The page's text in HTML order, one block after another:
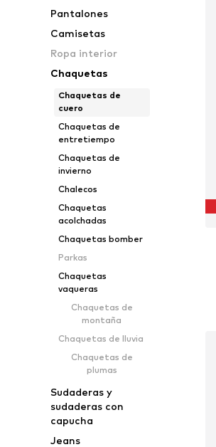
Pantalones
Camisetas
Ropa interior
Chaquetas
Chaquetas de
cuero
Chaquetas de
entretiempo
Chaquetas de
invierno
Chalecos
Chaquetas
acolchadas
Chaquetas bomber
Parkas
Chaquetas
vaqueras
Chaquetas de
montaña
Chaquetas de lluvia
Chaquetas de
plumas
Sudaderas y
sudaderas con
capucha
Jeans